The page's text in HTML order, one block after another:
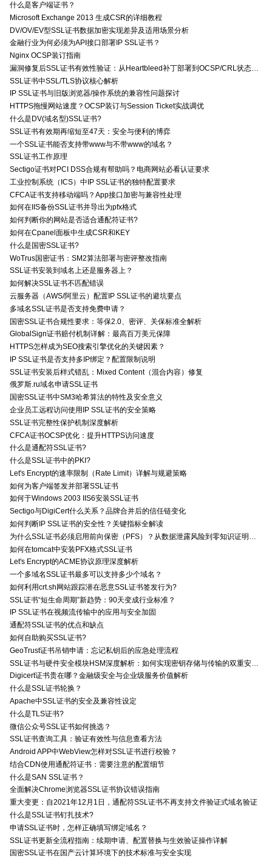
什么是客户端证书？
Microsoft Exchange 2013 生成CSR的详细教程
DV/OV/EV型SSL证书数据加密实现差异及适用场景分析
金融行业为何必须为API接口部署IP SSL证书？
Nginx OCSP装订指南
漏洞修复后SSL证书有效性验证：从Heartbleed补丁部署到OCSP/CRL状态检查的全链路确认方法
SSL证书中SSL/TLS协议核心解析
IP SSL证书与旧版浏览器/操作系统的兼容性问题探讨
HTTPS拖慢网站速度？OCSP装订与Session Ticket实战调优
什么是DV(域名型)SSL证书?
SSL证书有效期再缩短至47天：安全与便利的博弈
一个SSL证书能否支持带www与不带www的域名？
SSL证书工作原理
Sectigo证书对PCI DSS合规有帮助吗？电商网站必看认证要求
工业控制系统（ICS）中IP SSL证书的独特配置要求
CFCA证书支持移动端吗？App接口加密与兼容性处理
如何在IIS备份SSL证书并导出为pfx格式
如何判断你的网站是否适合通配符证书?
如何在Cpanel面板中生成CSR和KEY
什么是国密SSL证书?
WoTrus国密证书：SM2算法部署与密评整改指南
SSL证书安装到域名上还是服务器上？
如何解决SSL证书不匹配错误
云服务器（AWS/阿里云）配置IP SSL证书的避坑要点
多域名SSL证书是否支持免费申请？
国密SSL证书合规性要求：等保2.0、密评、关保标准全解析
GlobalSign证书赔付机制详解：最高百万美元保障
HTTPS怎样成为SEO搜索引擎优化的关键因素？
IP SSL证书是否支持多IP绑定？配置限制说明
SSL证书安装后样式错乱：Mixed Content（混合内容）修复
俄罗斯.ru域名申请SSL证书
国密SSL证书中SM3哈希算法的特性及安全意义
企业员工远程访问使用IP SSL证书的安全策略
SSL证书完整性保护机制深度解析
CFCA证书OCSP优化：提升HTTPS访问速度
什么是通配符SSL证书?
什么是SSL证书中的PKI?
Let's Encrypt的速率限制（Rate Limit）详解与规避策略
如何为客户端签发并部署SSL证书
如何于Windows 2003 IIS6安装SSL证书
Sectigo与DigiCert什么关系？品牌合并后的信任链变化
如何判断IP SSL证书的安全性？关键指标全解读
如何在tomcat中安装PFX格式SSL证书
Let's Encrypt的ACME协议原理深度解析
一个多域名SSL证书最多可以支持多少个域名？
如何利用crt.sh网站跟踪潜在恶意SSL证书签发行为?
SSL证书“短生命周期”新趋势：90天变成行业标准？
IP SSL证书在视频流传输中的应用与安全加固
通配符SSL证书的优点和缺点
如何自助购买SSL证书?
GeoTrust证书吊销申请：忘记私钥后的应急处理流程
Digicert证书贵在哪？金融级安全与企业级服务价值解析
什么是SSL证书轮换？
Apache中SSL证书的安全及兼容性设定
什么是TLS证书?
微信公众号SSL证书如何挑选？
SSL证书查询工具：验证有效性与信息查看方法
Android APP中WebView怎样对SSL证书进行校验？
结合CDN使用通配符证书：需要注意的配置细节
什么是SAN SSL证书？
全面解决Chrome浏览器SSL证书协议错误指南
重大变更：自2021年12月1日，通配符SSL证书不再支持文件验证式域名验证
什么是SSL证书钉扎技术?
申请SSL证书时，怎样正确填写绑定域名？
SSL证书更新全流程指南：续期申请、配置替换与生效验证操作详解
国密SSL证书在国产云计算环境下的技术标准与安全实现